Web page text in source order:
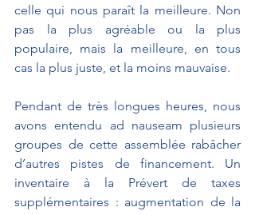
celle qui nous paraît la meilleure. Non
pas la plus agréable ou la plus
populaire, mais la meilleure, en tous
cas la plus juste, et la moins mauvaise.
Pendant de très longues heures, nous
avons entendu ad nauseam plusieurs
groupes de cette assemblée rabâcher
d’autres pistes de financement. Un
inventaire à la Prévert de taxes
supplémentaires : augmentation de la